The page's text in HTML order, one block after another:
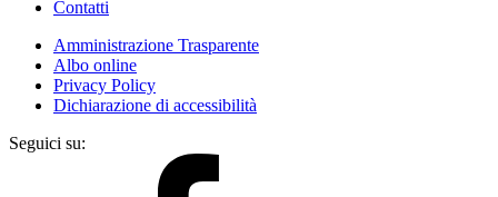
Contatti
Amministrazione Trasparente
Albo online
Privacy Policy
Dichiarazione di accessibilità
Seguici su: